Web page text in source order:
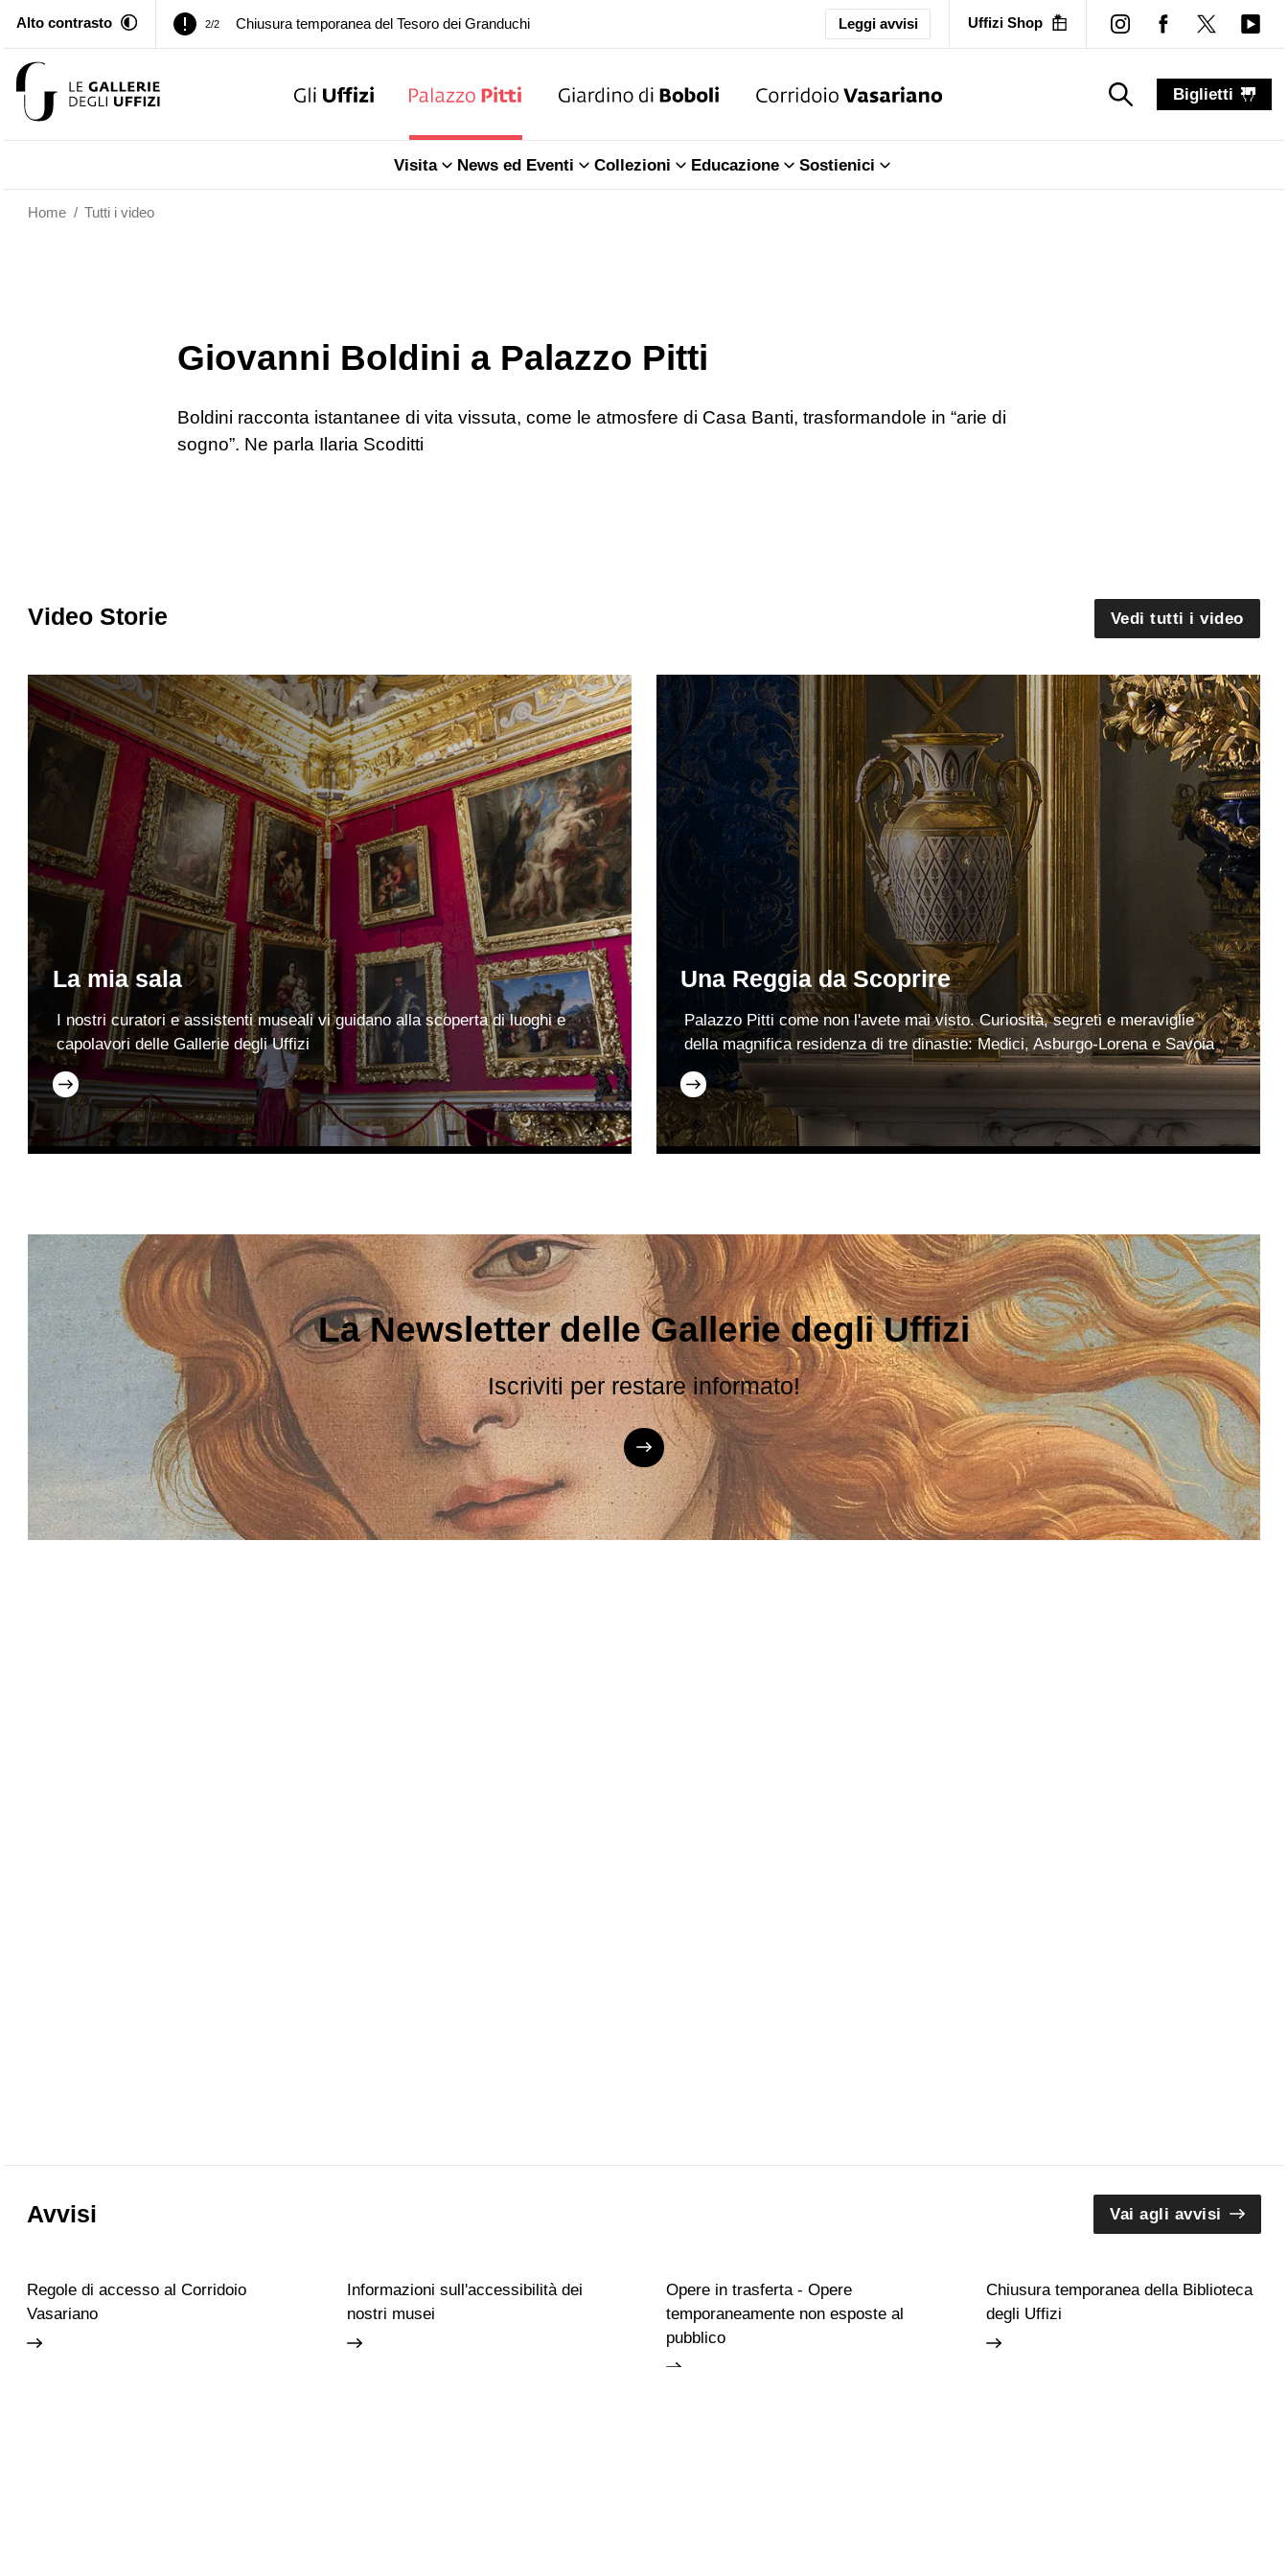
Alto contrasto 1/2 Palazzo Pitti. Temporanea chiusura della Sala dell'Iliade
Chiusura temporanea del Tesoro dei Granduchi
Leggi avvisi Uffizi Shop
Biglietti
Visita News ed Eventi Collezioni Educazione Sostienici
Home / Tutti i video
Giovanni Boldini a Palazzo Pitti
Boldini racconta istantanee di vita vissuta, come le atmosfere di Casa Banti, trasformandole in “arie di
sogno”. Ne parla Ilaria Scoditti
Video Storie Vedi tutti i video
La mia sala
I nostri curatori e assistenti museali vi guidano alla scoperta di luoghi e
capolavori delle Gallerie degli Uffizi
Una Reggia da Scoprire
Palazzo Pitti come non l'avete mai visto. Curiosità, segreti e meraviglie
della magnifica residenza di tre dinastie: Medici, Asburgo-Lorena e Savoia
La Newsletter delle Gallerie degli Uffizi
Iscriviti per restare informato!
Avvisi Vai agli avvisi
Regole di accesso al Corridoio
Vasariano
Informazioni sull'accessibilità dei
nostri musei
Opere in trasferta - Opere
temporaneamente non esposte al
pubblico
Chiusura temporanea della Biblioteca
degli Uffizi